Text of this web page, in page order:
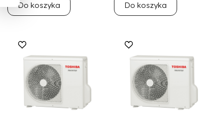
Do koszyka Do koszyka